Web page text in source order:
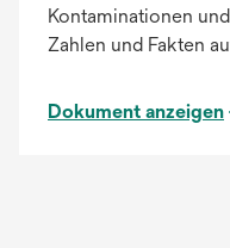
Kontaminationen
Zahlen und Fakten
Dokument anzeigen